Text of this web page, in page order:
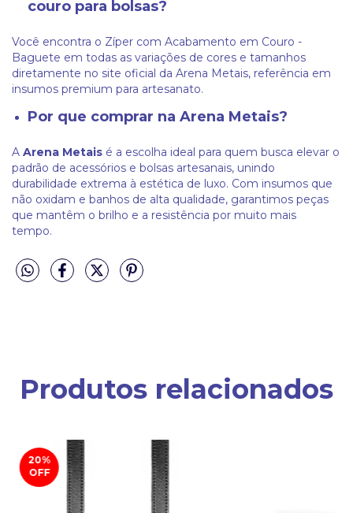
couro para bolsas?
Você encontra o Zíper com Acabamento em Couro -
Baguete em todas as variações de cores e tamanhos
diretamente no site oficial da Arena Metais, referência em
insumos premium para artesanato.
Por que comprar na Arena Metais?
A Arena Metais é a escolha ideal para quem busca elevar o
padrão de acessórios e bolsas artesanais, unindo
durabilidade extrema à estética de luxo. Com insumos que
não oxidam e banhos de alta qualidade, garantimos peças
que mantêm o brilho e a resistência por muito mais
tempo.
Produtos relacionados
20%
OFF